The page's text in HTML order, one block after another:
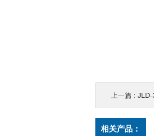
上一篇 : JLD-
相关产品：